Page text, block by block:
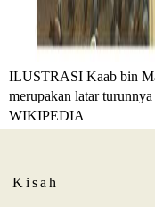
ILUSTRASI Kaab bin
merupakan latar
WIKIPEDIA
Kisah